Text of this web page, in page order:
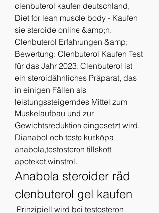
clenbuterol kaufen deutschland,
Diet for lean muscle body - Kaufen
sie steroide online &amp;n.
Clenbuterol Erfahrungen &amp;
Bewertung: Clenbuterol Kaufen Test
für das Jahr 2023. Clenbuterol ist
ein steroidähnliches Präparat, das
in einigen Fällen als
leistungssteigerndes Mittel zum
Muskelaufbau und zur
Gewichtsreduktion eingesetzt wird.
Dianabol och testo kur,köpa
anabola,testosteron tillskott
apoteket,winstrol.
Anabola steroider råd
clenbuterol gel kaufen